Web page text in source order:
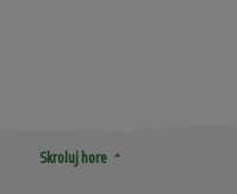
Skroluj hore arrow_drop_up